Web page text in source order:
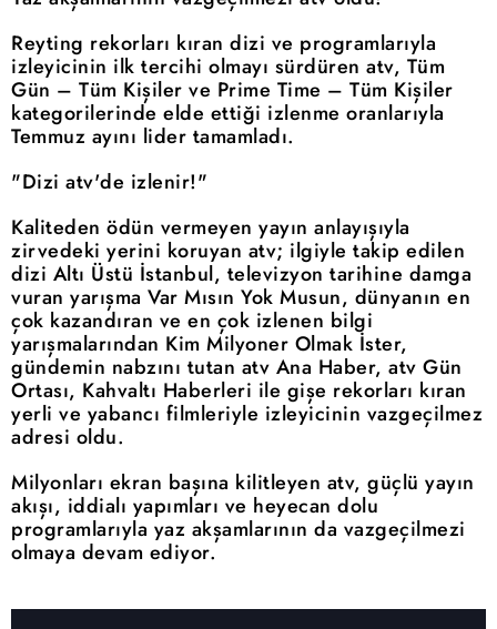
Reyting rekorları kıran dizi ve programlarıyla
izleyicinin ilk tercihi olmayı sürdüren atv, Tüm
Gün – Tüm Kişiler ve Prime Time – Tüm Kişiler
kategorilerinde elde ettiği izlenme oranlarıyla
Temmuz ayını lider tamamladı.
"Dizi atv'de izlenir!"
Kaliteden ödün vermeyen yayın anlayışıyla
zirvedeki yerini koruyan atv; ilgiyle takip edilen
dizi Altı Üstü İstanbul, televizyon tarihine damga
vuran yarışma Var Mısın Yok Musun, dünyanın en
çok kazandıran ve en çok izlenen bilgi
yarışmalarından Kim Milyoner Olmak İster,
gündemin nabzını tutan atv Ana Haber, atv Gün
Ortası, Kahvaltı Haberleri ile gişe rekorları kıran
yerli ve yabancı filmleriyle izleyicinin vazgeçilmez
adresi oldu.
Milyonları ekran başına kilitleyen atv, güçlü yayın
akışı, iddialı yapımları ve heyecan dolu
programlarıyla yaz akşamlarının da vazgeçilmezi
olmaya devam ediyor.